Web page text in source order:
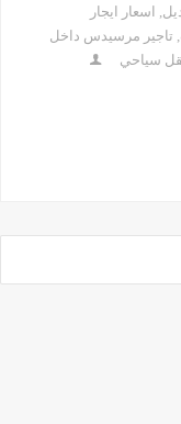
اسعار ايجار
تاجير مرسيدس داخل
سياحي